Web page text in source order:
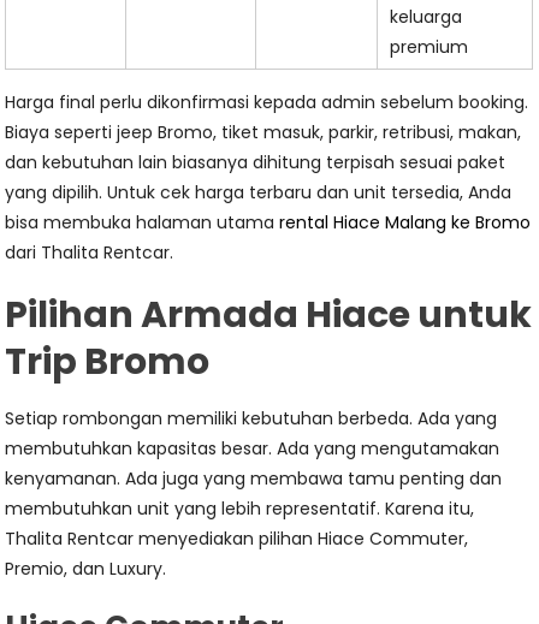
keluarga
premium
Harga final perlu dikonfirmasi kepada admin sebelum booking.
Biaya seperti jeep Bromo, tiket masuk, parkir, retribusi, makan,
dan kebutuhan lain biasanya dihitung terpisah sesuai paket
yang dipilih. Untuk cek harga terbaru dan unit tersedia, Anda
bisa membuka halaman utamarental Hiace Malang ke Bromo
dari Thalita Rentcar.
Pilihan Armada Hiace untuk
Trip Bromo
Setiap rombongan memiliki kebutuhan berbeda. Ada yang
membutuhkan kapasitas besar. Ada yang mengutamakan
kenyamanan. Ada juga yang membawa tamu penting dan
membutuhkan unit yang lebih representatif. Karena itu,
Thalita Rentcar menyediakan pilihan Hiace Commuter,
Premio, dan Luxury.